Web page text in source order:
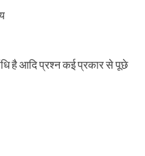
है आदि प्रश्न कई प्रकार से पूछे